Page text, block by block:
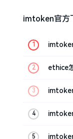
imtoken官方
ethice